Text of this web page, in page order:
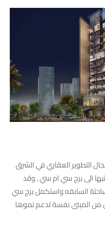
التطوير العقاري في الشرق
الى برج سي ام سي , وقد
السابقه واستكمل برج سي
المبنى نفسة لدعم نموها